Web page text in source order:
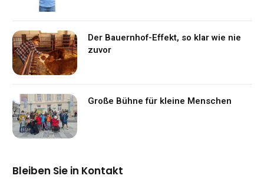
Der Bauernhof-Effekt, so klar wie nie
zuvor
Große Bühne für kleine Menschen
Bleiben Sie in Kontakt